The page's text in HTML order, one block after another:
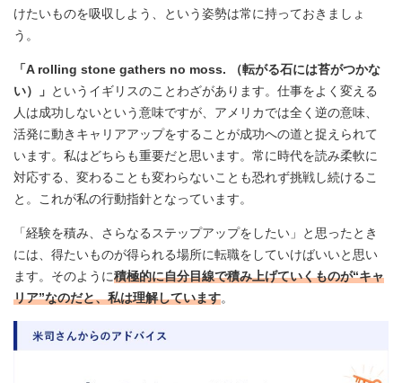
けたいものを吸収しよう、という姿勢は常に持っておきましょ
う。
「A rolling stone gathers no moss. （転がる石には苔がつかな
い）」 というイギリスのことわざがあります。仕事をよく変える
人は成功しないという意味ですが、アメリカでは全く逆の意味、
活発に動きキャリアアップをすることが成功への道と捉えられて
います。私はどちらも重要だと思います。常に時代を読み柔軟に
対応する、変わることも変わらないことも恐れず挑戦し続けるこ
と。これが私の行動指針となっています。
「経験を積み、さらなるステップアップをしたい」と思ったとき
には、得たいものが得られる場所に転職をしていけばいいと思い
ます。そのように積極的に自分目線で積み上げていくものが“キャ
リア”なのだと、私は理解しています。